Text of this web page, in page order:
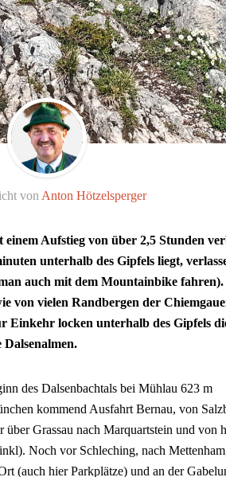
vonAnton Hötzelsperger
Aufstieg von über 2,5 Stunden
unterhalb des Gipfels liegt,
auch mit dem Mountainbike fahren).
von vielen Randbergen der
Einkehr locken unterhalb des Gipfels
des Dalsenbachtals bei Mühlau 623 m
kommend Ausfahrt Bernau, von
Grassau nach Marquartstein und von
Noch vor Schleching, nach
(auch hier Parkplätze) und an der